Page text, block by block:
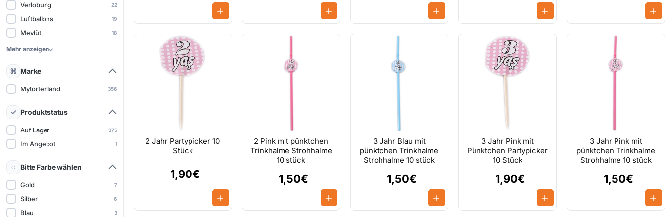
Verlobung 22
Luftballons 19
Mevlüt 18
Mehr anzeigen
Marke
Mytortenland 356
Produktstatus
Auf Lager 375
Im Angebot 1
Bitte Farbe wählen
Gold 7
Silber 6
Blau 3
2 Jahr Partypicker 10
Stück
1,90€
2 Pink mit pünktchen
Trinkhalme Strohhalme
10 stück
1,50€
3 Jahr Blau mit
pünktchen Trinkhalme
Strohhalme 10 stück
1,50€
3 Jahr Pink mit
Pünktchen Partypicker
10 Stück
1,90€
3 Jahr Pink mit
pünktchen Trinkhalme
Strohhalme 10 stück
1,50€